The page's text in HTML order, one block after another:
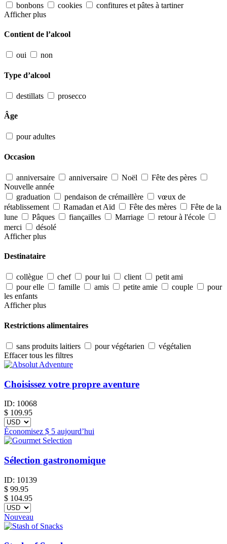
bonbons
cookies
confitures et pâtes à tartiner
Afficher plus
Contient de l’alcool
oui non
Type d’alcool
destillats prosecco
Âge
pour adultes
Occasion
anniversaire anniversaire Noël
Fête des pères
Nouvelle année
graduation
pendaison de crémaillère
vœux de
rétablissement
Ramadan et Aïd Fête des mères
Fête de la
lune
Pâques fiançailles Marriage
retour à l'école
merci
désolé
Afficher plus
Destinataire
collègue chef pour lui client
petit ami
pour elle
famille amis petite amie couple
pour
les enfants
Afficher plus
Restrictions alimentaires
sans produits laitiers pour végétarien
végétalien
Effacer tous les filtres
Choisissez votre propre aventure
ID: 10068
$ 109.95
Économisez $ 5 aujourd’hui
Sélection gastronomique
ID: 10139
$ 99.95
$ 104.95
Nouveau